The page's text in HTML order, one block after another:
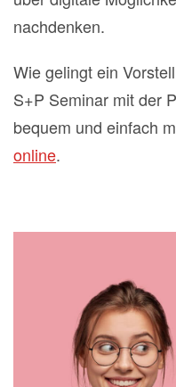
nachdenken.
Wie gelingt ein
S+P Seminar mit der
bequem und einfach
online.